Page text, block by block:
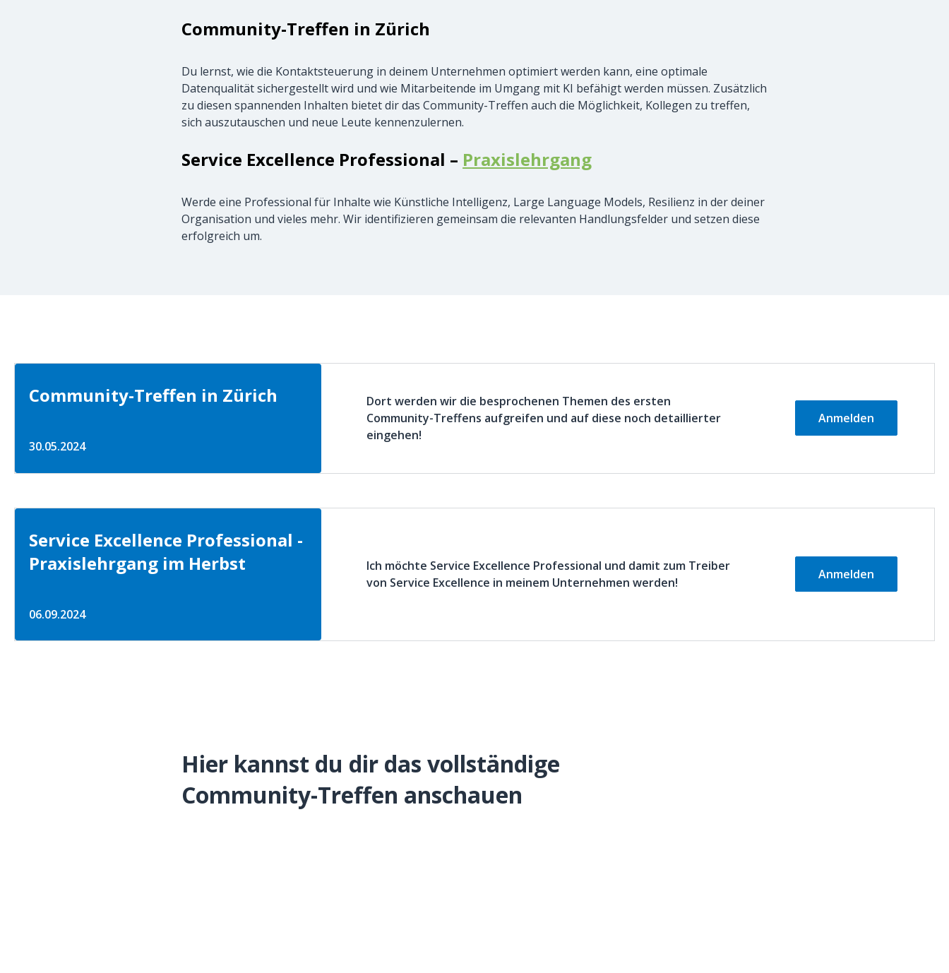
Community-Treffen in Zürich
Du lernst, wie die Kontaktsteuerung in deinem Unternehmen optimiert werden kann, eine optimale
Datenqualität sichergestellt wird und wie Mitarbeitende im Umgang mit KI befähigt werden müssen. Zusätzlich
zu diesen spannenden Inhalten bietet dir das Community-Treffen auch die Möglichkeit, Kollegen zu treffen,
sich auszutauschen und neue Leute kennenzulernen.
Service Excellence Professional – Praxislehrgang
Werde eine Professional für Inhalte wie Künstliche Intelligenz, Large Language Models, Resilienz in der deiner
Organisation und vieles mehr. Wir identifizieren gemeinsam die relevanten Handlungsfelder und setzen diese
erfolgreich um.
Community-Treffen in Zürich
30.05.2024
Dort werden wir die besprochenen Themen des ersten
Community-Treffens aufgreifen und auf diese noch detaillierter
eingehen!
Anmelden
Service Excellence Professional -
Praxislehrgang im Herbst
06.09.2024
Ich möchte Service Excellence Professional und damit zum Treiber
von Service Excellence in meinem Unternehmen werden!
Anmelden
Hier kannst du dir das vollständige
Community-Treffen anschauen